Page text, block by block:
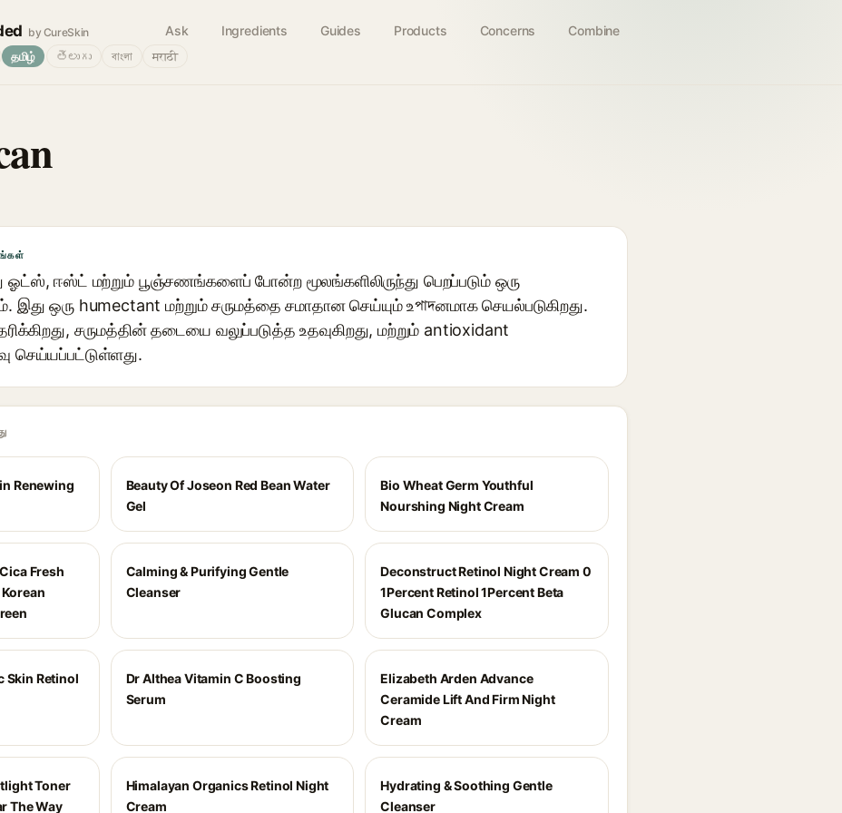
by CureSkin Ask Ingredients Guides Products Concerns Combine
தமிழ் తెలుగు বাংলা मराठी
ஓட்ஸ், ஈஸ்ட் மற்றும் பூஞ்சணங்களைப் போன்ற மூலங்களிலிருந்து பெறப்படும் ஒரு
இது ஒரு humectant மற்றும் சருமத்தை சமாதான செய்யும் உপাদனமாக செயல்படுகிறது.
சருமத்தின் தடையை வலுப்படுத்த உதவுகிறது, மற்றும் antioxidant
செய்யப்பட்டுள்ளது.
Renewing
Beauty Of Joseon Red Bean Water
Gel
Bio Wheat Germ Youthful
Nourshing Night Cream
Fresh
Calming & Purifying Gentle
Cleanser
Deconstruct Retinol Night Cream 0
1Percent Retinol 1Percent Beta
Glucan Complex
Skin Retinol
Dr Althea Vitamin C Boosting
Serum
Elizabeth Arden Advance
Ceramide Lift And Firm Night
Cream
Toner
The Way
Himalayan Organics Retinol Night
Cream
Hydrating & Soothing Gentle
Cleanser